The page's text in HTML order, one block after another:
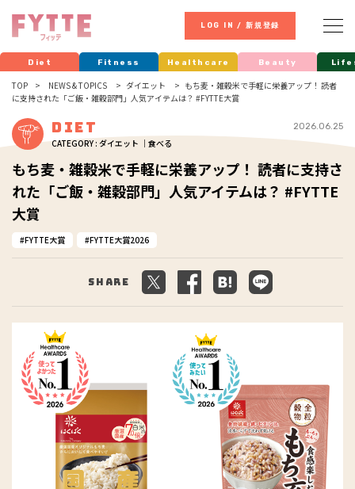
LOG IN / 新規登録
Diet Fitness Healthcare Beauty
TOP NEWS & TOPICS ダイエット
もち麦・雑穀米で手軽に栄養アップ！ 読者
に支持された「ご飯・雑穀部門」人気アイテムは？ #FYTTE大賞
Diet
CATEGORY : ダイエット ｜食べる
2026.06.25
もち麦・雑穀米で手軽に栄養アップ！ 読者に支持さ
れた「ご飯・雑穀部門」人気アイテムは？ #FYTTE
大賞
FYTTE大賞 FYTTE大賞2026
Share